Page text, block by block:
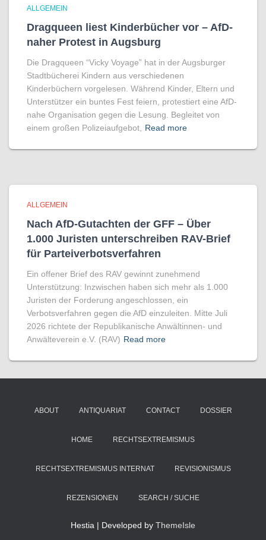
ALLGEMEIN
Dragqueen liest Kinderbücher vor – AfD-
naher Protest in Augsburg
Die Dragqueen “Vicky Voyage” hat in der Augsburger
Stadtbücherei Kindern aus verschiedenen
Kinderbüchern vorgelesen. Während Kinder, Eltern und
Unterstützer ein buntes Fest feiern, protestiert eine AfD-
nahe Organisation gegen die Lesung. Begleitet von
einem großen Polizeiaufgebot,
Read more
ALLGEMEIN
Nach AfD-Gutachten der GFF – Über
1.000 Juristen unter­sch­reiben RAV-Brief
für Par­tei­ver­bots­ver­fahren
Ein offener Brief des RAV gewinnt zunehmend
Unterstützung: Inzwischen haben sich mehr als 1.000
Juristen der Forderung angeschlossen, ein
Verbotsverfahren gegen die AfD einzuleiten. Mitte Juli
2026 richtete der Republikanische Anwältinnen- und
Anwälteverein e.V. (RAV) Read more
ABOUT ANTIQUARIAT CONTACT DOSSIER
HOME RECHTSEXTREMISMUS
RECHTSEXTREMISMUS INTERNAT REVISIONISMUS
REZENSIONEN SEARCH / SUCHE
Hestia | Developed by ThemeIsle